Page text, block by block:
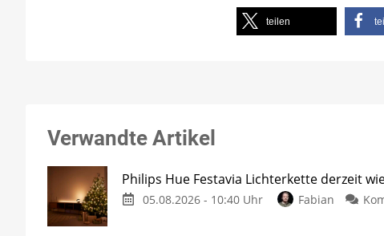
teilen
Verwandte Artikel
Philips Hue Festavia Lichterkette derzeit
05.08.2026 - 10:40 Uhr Fabian